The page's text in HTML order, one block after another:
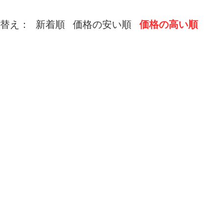
え： 新着順 価格の安い順 価格の高い順